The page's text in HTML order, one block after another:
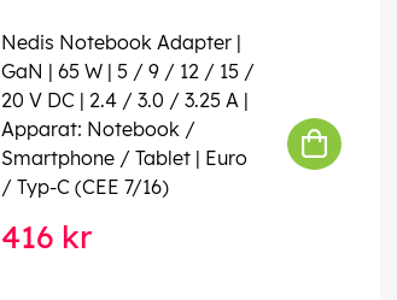
Nedis Notebook Adapter |
GaN | 65 W | 5 / 9 / 12 / 15 /
20 V DC | 2.4 / 3.0 / 3.25 A |
Apparat: Notebook /
Smartphone / Tablet | Euro
/ Typ-C (CEE 7/16)
416 kr